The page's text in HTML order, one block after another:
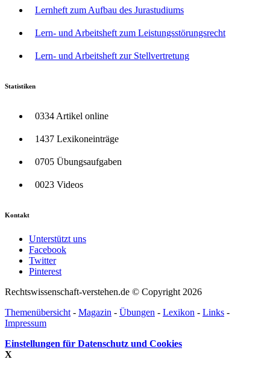
Lernheft zum Aufbau des Jurastudiums
Lern- und Arbeitsheft zum Leistungsstörungsrecht
Lern- und Arbeitsheft zur Stellvertretung
Statistiken
0334 Artikel online
1437 Lexikoneinträge
0705 Übungsaufgaben
0023 Videos
Kontakt
Unterstützt uns
Facebook
Twitter
Pinterest
Rechtswissenschaft-verstehen.de © Copyright 2026
Themenübersicht - Magazin - Übungen - Lexikon - Links -
Impressum
Einstellungen für Datenschutz und Cookies
X